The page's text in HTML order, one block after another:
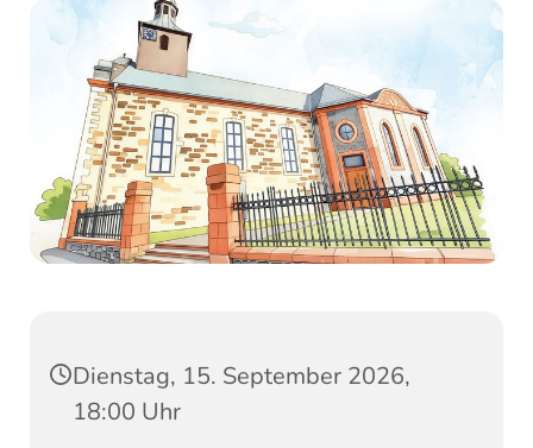
Dienstag, 15. September 2026,
18:00 Uhr